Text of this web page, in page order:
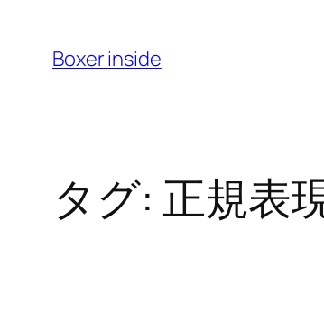
Boxer inside
タグ: 正規表